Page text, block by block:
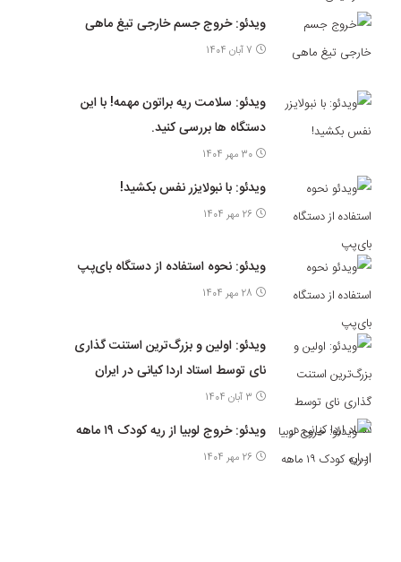
ویدئو: خروج جسم خارجی تیغ ماهی
7 آبان 1404
ویدئو: سلامت ریه براتون مهمه! با این
دستگاه ها بررسی کنید.
30 مهر 1404
ویدئو: با نبولایزر نفس بکشید!
26 مهر 1404
ویدئو: نحوه استفاده از دستگاه بای‌پپ
28 مهر 1404
ویدئو: اولین و بزرگ‌ترین استنت گذاری
نای توسط استاد اردا کیانی در ایران
3 آبان 1404
ویدئو: خروج لوبیا از ریه کودک ۱۹ ماهه
26 مهر 1404